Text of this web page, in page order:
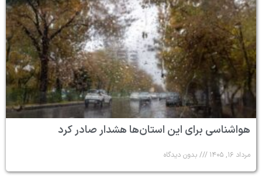
هواشناسی برای این استان‌ها هشدار صادر کرد
مرداد ۱۶, ۱۴۰۵ بدون دیدگاه